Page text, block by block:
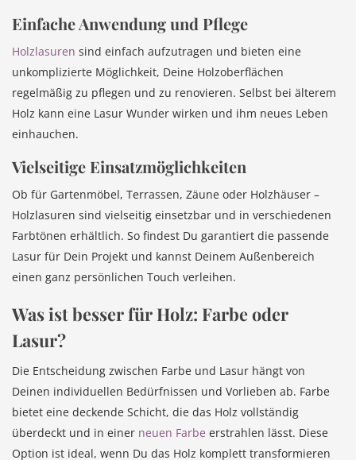
Einfache Anwendung und Pflege
Holzlasuren sind einfach aufzutragen und bieten eine
unkomplizierte Möglichkeit, Deine Holzoberflächen
regelmäßig zu pflegen und zu renovieren. Selbst bei älterem
Holz kann eine Lasur Wunder wirken und ihm neues Leben
einhauchen.
Vielseitige Einsatzmöglichkeiten
Ob für Gartenmöbel, Terrassen, Zäune oder Holzhäuser –
Holzlasuren sind vielseitig einsetzbar und in verschiedenen
Farbtönen erhältlich. So findest Du garantiert die passende
Lasur für Dein Projekt und kannst Deinem Außenbereich
einen ganz persönlichen Touch verleihen.
Was ist besser für Holz: Farbe oder
Lasur?
Die Entscheidung zwischen Farbe und Lasur hängt von
Deinen individuellen Bedürfnissen und Vorlieben ab. Farbe
bietet eine deckende Schicht, die das Holz vollständig
überdeckt und in einer neuen Farbe erstrahlen lässt. Diese
Option ist ideal, wenn Du das Holz komplett transformieren